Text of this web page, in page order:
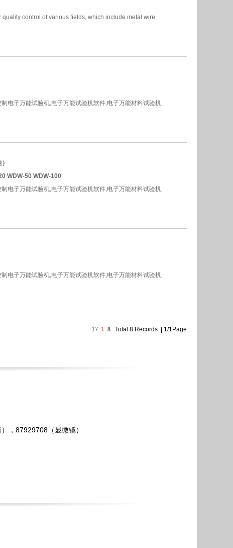
control of various fields, which include metal wire,
电子万能试验机,电子万能试验机软件,电子万能材料试验机,
WDW-50 WDW-100
电子万能试验机,电子万能试验机软件,电子万能材料试验机,
电子万能试验机,电子万能试验机软件,电子万能材料试验机,
17 1 8Total 8 Records | 1/1Page
，87929708（显微镜）